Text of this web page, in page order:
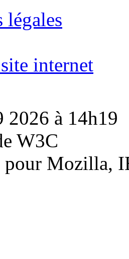
légales
internet
2026 à 14h19
W3C
pour Mozilla,